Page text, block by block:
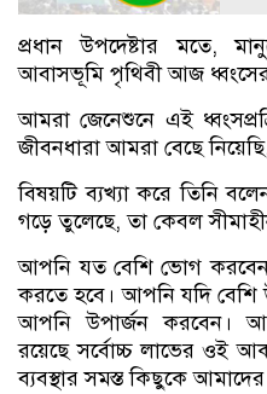
প্রধান উপদেষ্টার মতে,
আবাসভূমি পৃথিবী আজ
আমরা জেনেশুনে এই
জীবনধারা আমরা বেছে
বিষয়টি ব্যখ্যা করে তিনি
গড়ে তুলেছে, তা কেবল
আপনি যত বেশি ভোগ
করতে হবে। আপনি যদি
আপনি উপার্জন করবেন।
রয়েছে সর্বোচ্চ লাভের ওই
ব্যবস্থার সমস্ত কিছুকে